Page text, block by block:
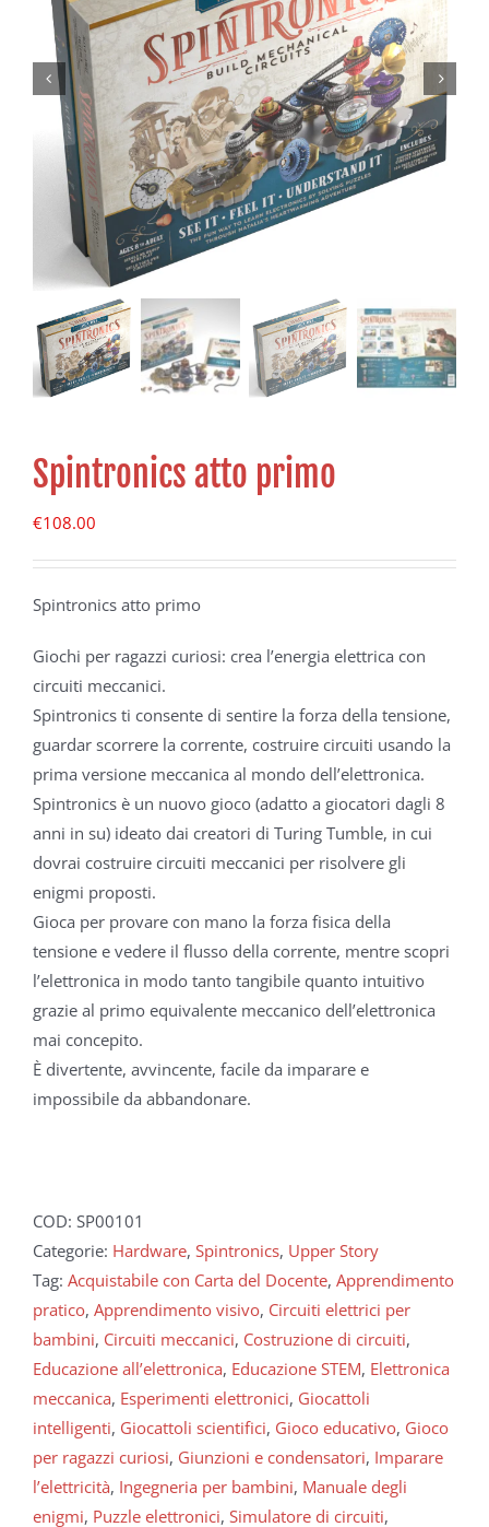
Spintronics atto primo
€108.00
Spintronics atto primo
Giochi per ragazzi curiosi: crea l’energia elettrica con
circuiti meccanici.
Spintronics ti consente di sentire la forza della tensione,
guardar scorrere la corrente, costruire circuiti usando la
prima versione meccanica al mondo dell’elettronica.
Spintronics è un nuovo gioco (adatto a giocatori dagli 8
anni in su) ideato dai creatori di Turing Tumble, in cui
dovrai costruire circuiti meccanici per risolvere gli
enigmi proposti.
Gioca per provare con mano la forza fisica della
tensione e vedere il flusso della corrente, mentre scopri
l’elettronica in modo tanto tangibile quanto intuitivo
grazie al primo equivalente meccanico dell’elettronica
mai concepito.
È divertente, avvincente, facile da imparare e
impossibile da abbandonare.
COD: SP00101
Categorie: Hardware, Spintronics, Upper Story
Tag: Acquistabile con Carta del Docente, Apprendimento
pratico, Apprendimento visivo, Circuiti elettrici per
bambini, Circuiti meccanici, Costruzione di circuiti,
Educazione all’elettronica, Educazione STEM, Elettronica
meccanica, Esperimenti elettronici, Giocattoli
intelligenti, Giocattoli scientifici, Gioco educativo, Gioco
per ragazzi curiosi, Giunzioni e condensatori, Imparare
l’elettricità, Ingegneria per bambini, Manuale degli
enigmi, Puzzle elettronici, Simulatore di circuiti,